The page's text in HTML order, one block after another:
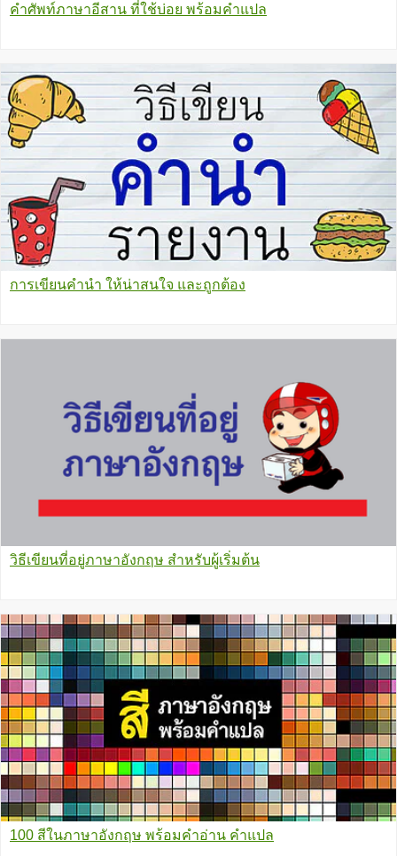
คำศัพท์ภาษาอีสาน ที่ใช้บ่อย พร้อมคำแปล
การเขียนคำนำ ให้น่าสนใจ และถูกต้อง
วิธีเขียนที่อยู่ภาษาอังกฤษ สำหรับผู้เริ่มต้น
100 สีในภาษาอังกฤษ พร้อมคำอ่าน คำแปล